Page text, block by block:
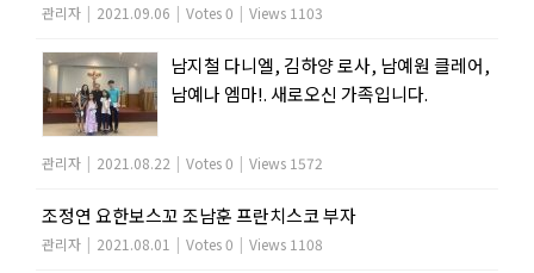
관리자 | 2021.09.06 | Votes 0 | Views 1103
남지철 다니엘, 김하양 로사, 남예원 클레어,
남예나 엠마!. 새로오신 가족입니다.
관리자 | 2021.08.22 | Votes 0 | Views 1572
조정연 요한보스꼬 조남훈 프란치스코 부자
관리자 | 2021.08.01 | Votes 0 | Views 1108